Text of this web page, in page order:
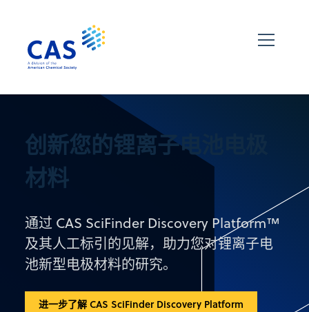
创新您的锂离子电池电极
材料
通过 CAS SciFinder Discovery Platform™
及其人工标引的见解，助力您对锂离子电
池新型电极材料的研究。
进一步了解 CAS SciFinder Discovery Platform